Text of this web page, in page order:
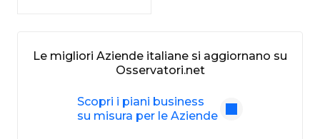
Le migliori Aziende italiane si aggiornano su
Osservatori.net
Scopri i piani business
su misura per le Aziende